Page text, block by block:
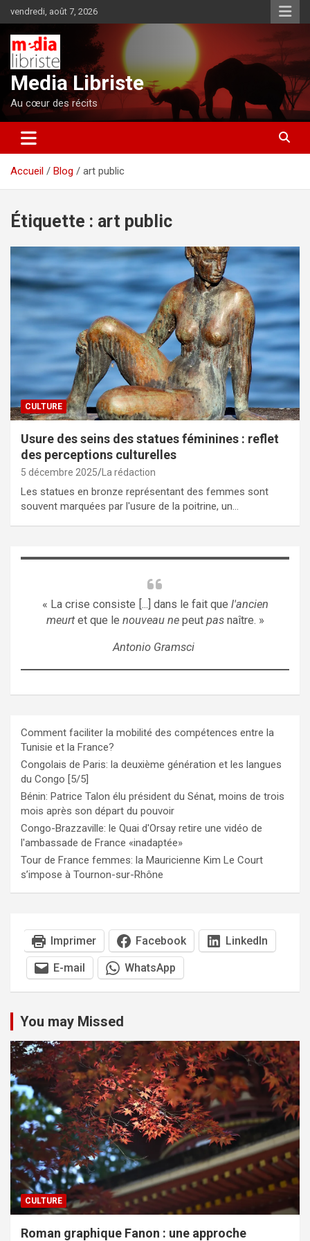
au
contenu
vendredi, août 7, 2026
Media Libriste
Au cœur des récits
Accueil Blog art public
Étiquette : art public
CULTURE
Usure des seins des statues féminines : reflet
des perceptions culturelles
5 décembre 2025 La rédaction
Les statues en bronze représentant des femmes sont
souvent marquées par l'usure de la poitrine, un…
« La crise consiste [...] dans le fait que l'ancien
meurtet que le nouveau nepeut pasnaître. »
Antonio Gramsci
Comment faciliter la mobilité des compétences entre la
Tunisie et la France?
Congolais de Paris: la deuxième génération et les langues
du Congo [5/5]
Bénin: Patrice Talon élu président du Sénat, moins de trois
mois après son départ du pouvoir
Congo-Brazzaville: le Quai d'Orsay retire une vidéo de
l'ambassade de France «inadaptée»
Tour de France femmes: la Mauricienne Kim Le Court
s’impose à Tournon-sur-Rhône
Imprimer Facebook LinkedIn
E-mail WhatsApp
You may Missed
CULTURE
Roman graphique Fanon : une approche